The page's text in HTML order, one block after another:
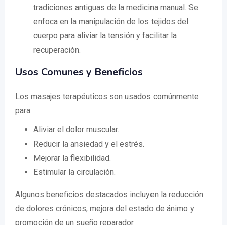
tradiciones antiguas de la medicina manual. Se
enfoca en la manipulación de los tejidos del
cuerpo para aliviar la tensión y facilitar la
recuperación.
Usos Comunes y Beneficios
Los masajes terapéuticos son usados comúnmente
para:
Aliviar el dolor muscular.
Reducir la ansiedad y el estrés.
Mejorar la flexibilidad.
Estimular la circulación.
Algunos beneficios destacados incluyen la reducción
de dolores crónicos, mejora del estado de ánimo y
promoción de un sueño reparador.